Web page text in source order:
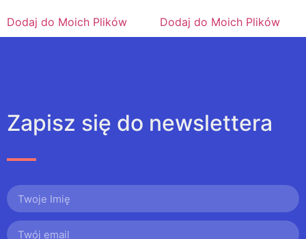
Dodaj do Moich Plików Dodaj do Moich Plików
Zapisz się do newslettera